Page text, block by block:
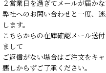
２営業日を過ぎてメールが届か
弊社へのお問い合わせと一度、
します。
こちらからの在庫確認メール送
まして
ご返信がない場合はご注文をキャ
悪しからずご了承ください。